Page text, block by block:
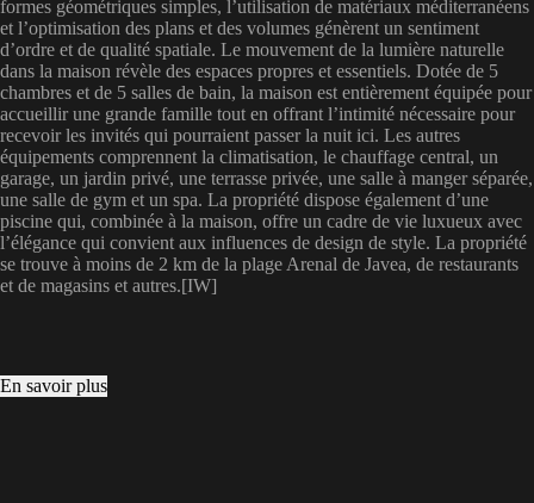
formes géométriques simples, l’utilisation de matériaux méditerranéens
et l’optimisation des plans et des volumes génèrent un sentiment
d’ordre et de qualité spatiale. Le mouvement de la lumière naturelle
dans la maison révèle des espaces propres et essentiels. Dotée de 5
chambres et de 5 salles de bain, la maison est entièrement équipée pour
accueillir une grande famille tout en offrant l’intimité nécessaire pour
recevoir les invités qui pourraient passer la nuit ici. Les autres
équipements comprennent la climatisation, le chauffage central, un
garage, un jardin privé, une terrasse privée, une salle à manger séparée,
une salle de gym et un spa. La propriété dispose également d’une
piscine qui, combinée à la maison, offre un cadre de vie luxueux avec
l’élégance qui convient aux influences de design de style. La propriété
se trouve à moins de 2 km de la plage Arenal de Javea, de restaurants
et de magasins et autres.[IW]
En savoir plus